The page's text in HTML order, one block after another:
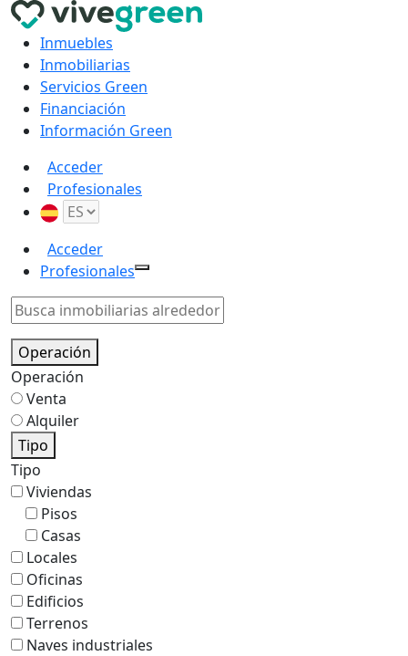
Inmuebles
Inmobiliarias
Servicios Green
Financiación
Información Green
Acceder
Profesionales
Acceder
Profesionales
Operación
Operación
Venta
Alquiler
Tipo
Tipo
Viviendas
Pisos
Casas
Locales
Oficinas
Edificios
Terrenos
Naves industriales